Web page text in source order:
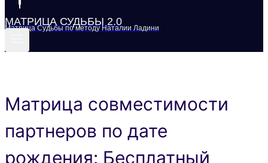
МАТРИЦА СУДЬБЫ 2.0
Матрица Судьбы по методу Наталии Ладини
Матрица совместимости
партнеров по дате
рождения: Бесплатный